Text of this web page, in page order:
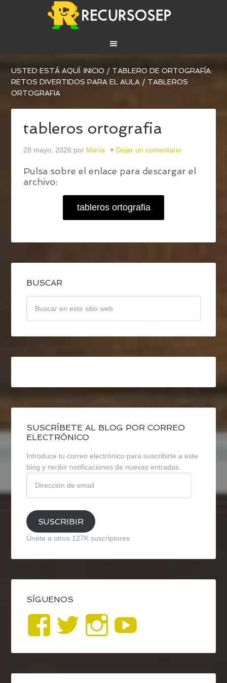
USTED ESTÁ AQUÍ:INICIO / TABLERO DE ORTOGRAFÍA:
RETOS DIVERTIDOS PARA EL AULA / TABLEROS
ORTOGRAFIA
tableros ortografia
28 mayo, 2026 por María Dejar un comentario
Pulsa sobre el enlace para descargar el
archivo:
tableros ortografia
BUSCAR
SUSCRÍBETE AL BLOG POR CORREO
ELECTRÓNICO
Introduce tu correo electrónico para suscribirte a este
blog y recibir notificaciones de nuevas entradas.
email
SUSCRIBIR
Únete a otros 127K suscriptores
SÍGUENOS
Ver
perfil
de
Ver
perfil
de
Ver
perfil
de